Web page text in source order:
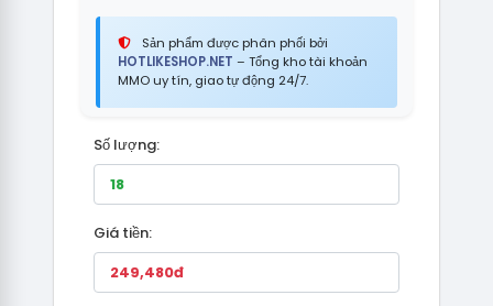
Sản phẩm được phân phối bởi
HOTLIKESHOP.NET – Tổng kho tài khoản
MMO uy tín, giao tự động 24/7.
Số lượng:
Giá tiền: